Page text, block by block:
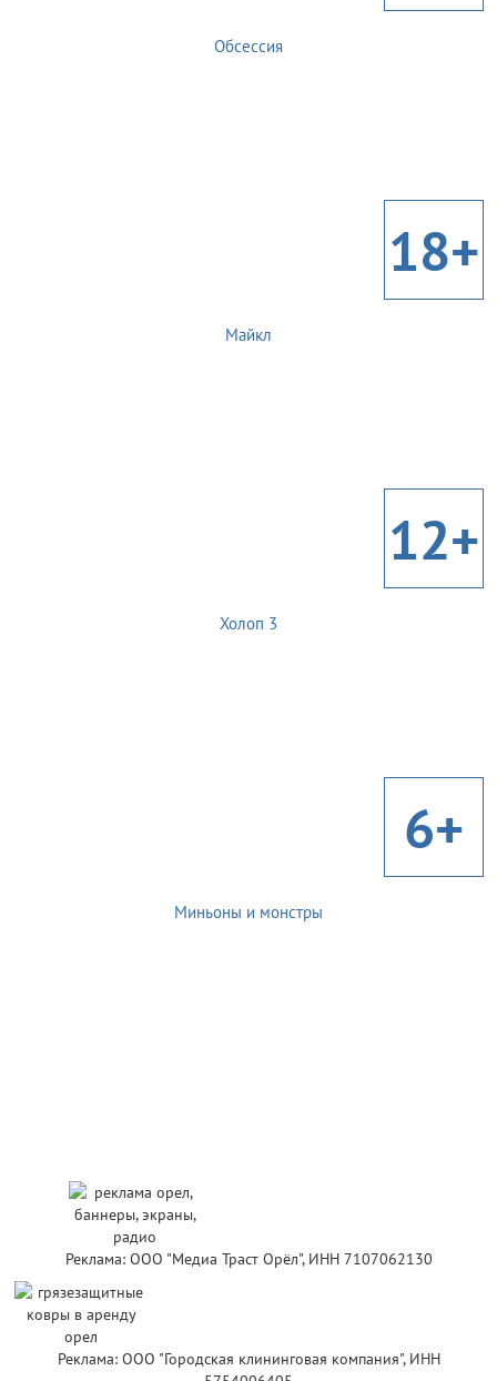
Обсессия
18+
Майкл
12+
Холоп 3
6+
Миньоны и монстры
Реклама: ООО "Медиа Траст Орёл", ИНН 7107062130
Реклама: ООО "Городская клининговая компания", ИНН